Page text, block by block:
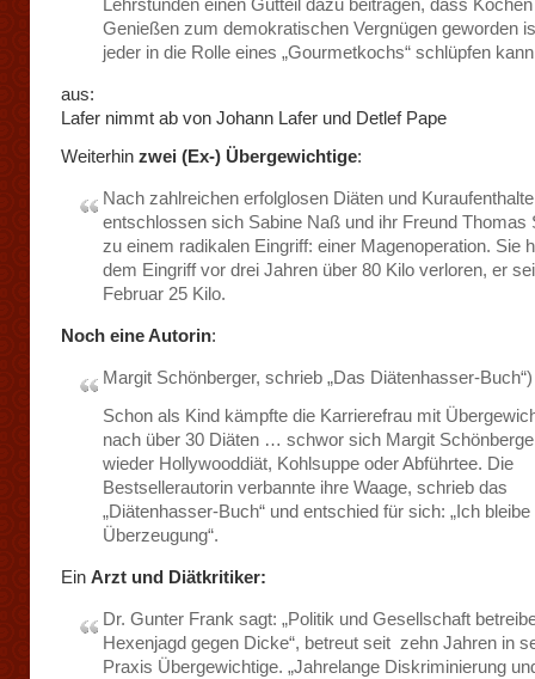
Lehrstunden einen Gutteil dazu beitragen, dass
Genießen zum demokratischen Vergnügen geworden
jeder in die Rolle eines „Gourmetkochs“ schlüpfen
aus:
Lafer nimmt ab von Johann Lafer und Detlef Pape
Weiterhin zwei (Ex-) Übergewichtige:
Nach zahlreichen erfolglosen Diäten und
entschlossen sich Sabine Naß und ihr Freund Thomas
zu einem radikalen Eingriff: einer Magenoperation. Sie
dem Eingriff vor drei Jahren über 80 Kilo verloren, er
Februar 25 Kilo.
Noch eine Autorin:
Margit Schönberger, schrieb „Das Diätenhasser-Buch“)
Schon als Kind kämpfte die Karrierefrau mit
nach über 30 Diäten … schwor sich Margit
wieder Hollywooddiät, Kohlsuppe oder Abführtee. Die
Bestsellerautorin verbannte ihre Waage, schrieb das
„Diätenhasser-Buch“ und entschied für sich: „Ich
Überzeugung“.
Ein Arzt und Diätkritiker:
Dr. Gunter Frank sagt: „Politik und Gesellschaft
Hexenjagd gegen Dicke“, betreut seit zehn Jahren in
Praxis Übergewichtige. „Jahrelange Diskriminierung